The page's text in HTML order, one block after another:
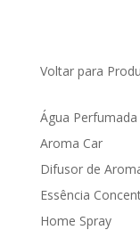
Voltar para
Água
Aroma Car
Difusor de
Essência
Home Spray